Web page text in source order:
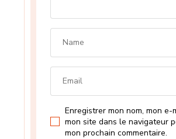
Enregistrer mon nom, mon e-
mon site dans le navigateur
mon prochain commentaire.